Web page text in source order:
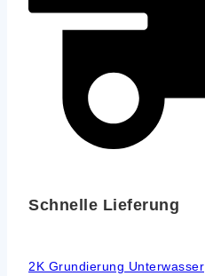
Schnelle Lieferung
2K Grundierung Unterwasser